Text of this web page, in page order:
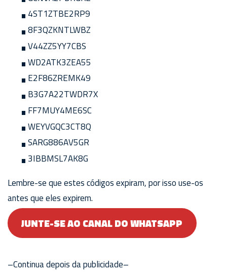
4ST1ZTBE2RP9
8F3QZKNTLWBZ
V44ZZ5YY7CBS
WD2ATK3ZEA55
E2F86ZREMK49
B3G7A22TWDR7X
FF7MUY4ME6SC
WEYVGQC3CT8Q
SARG886AV5GR
3IBBMSL7AK8G
Lembre-se que estes códigos expiram, por isso use-os
antes que eles expirem.
JUNTE-SE AO CANAL DO WHATSAPP
–Continua depois da publicidade–